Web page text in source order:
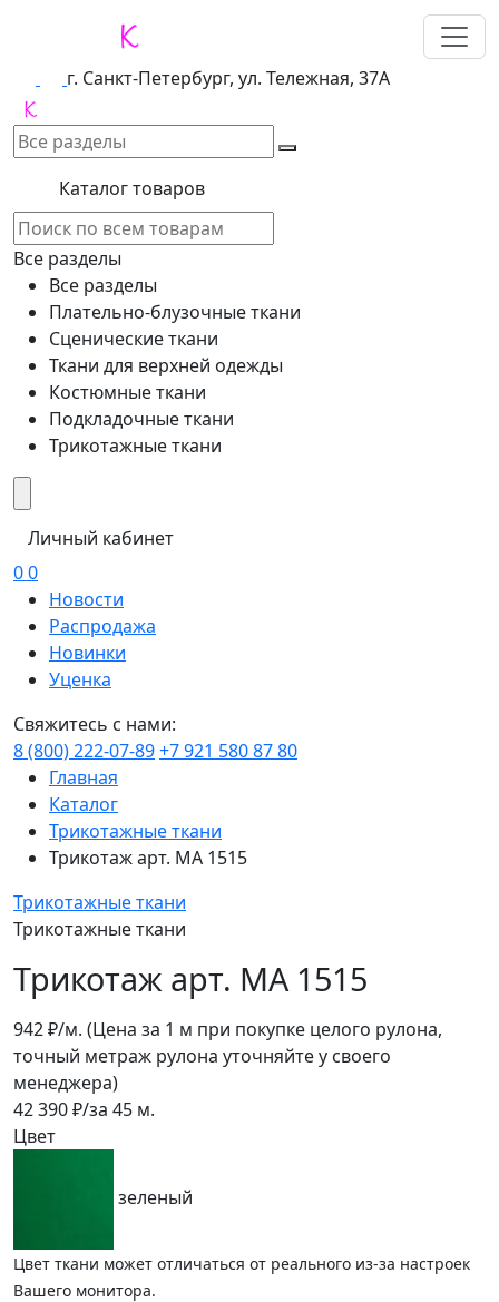
г. Санкт-Петербург, ул. Тележная, 37А
Каталог товаров
Все разделы
Все разделы
Плательно-блузочные ткани
Сценические ткани
Ткани для верхней одежды
Костюмные ткани
Подкладочные ткани
Трикотажные ткани
Личный кабинет
00
Новости
Распродажа
Новинки
Уценка
Свяжитесь с нами:
8 (800) 222-07-89+7 921 580 87 80
Главная
Каталог
Трикотажные ткани
Трикотаж арт. МА 1515
Трикотажные ткани
Трикотажные ткани
Трикотаж арт. МА 1515
942₽/м. (Цена за 1 м при покупке целого рулона,
точный метраж рулона уточняйте у своего
менеджера)
42 390₽/за 45 м.
Цвет
зеленый
Цвет ткани может отличаться от реального из-за настроек
Вашего монитора.